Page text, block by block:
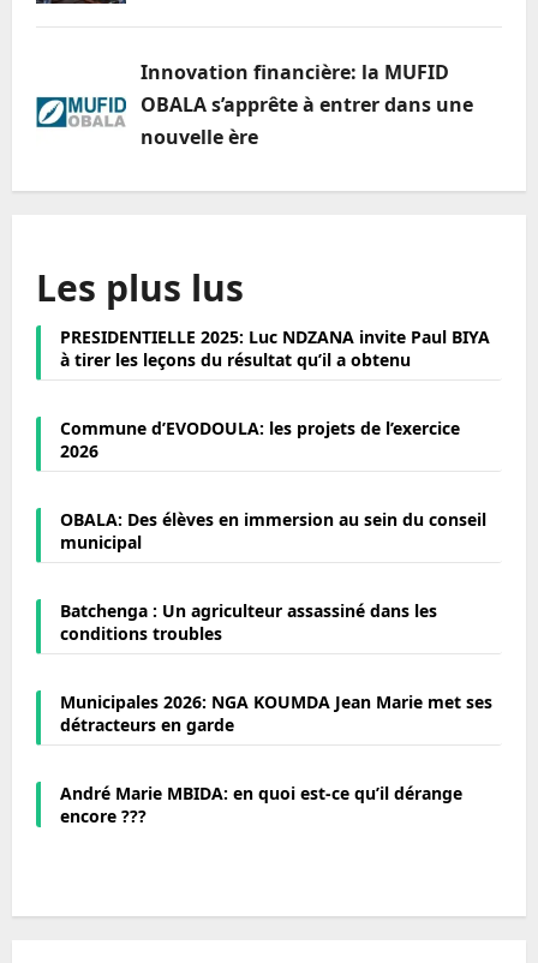
Innovation financière: la MUFID
OBALA s’apprête à entrer dans une
nouvelle ère
Les plus lus
PRESIDENTIELLE 2025: Luc NDZANA invite Paul BIYA
à tirer les leçons du résultat qu’il a obtenu
Commune d’EVODOULA: les projets de l’exercice
2026
OBALA: Des élèves en immersion au sein du conseil
municipal
Batchenga : Un agriculteur assassiné dans les
conditions troubles
Municipales 2026: NGA KOUMDA Jean Marie met ses
détracteurs en garde
André Marie MBIDA: en quoi est-ce qu’il dérange
encore ???